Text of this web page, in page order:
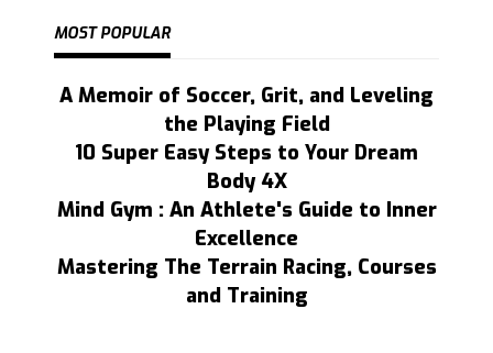
MOST POPULAR
A Memoir of Soccer, Grit, and Leveling
the Playing Field
10 Super Easy Steps to Your Dream
Body 4X
Mind Gym : An Athlete's Guide to Inner
Excellence
Mastering The Terrain Racing, Courses
and Training